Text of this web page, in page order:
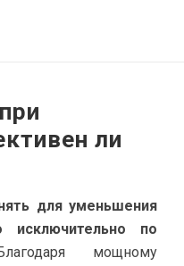
ли
для уменьшения
по
мощному